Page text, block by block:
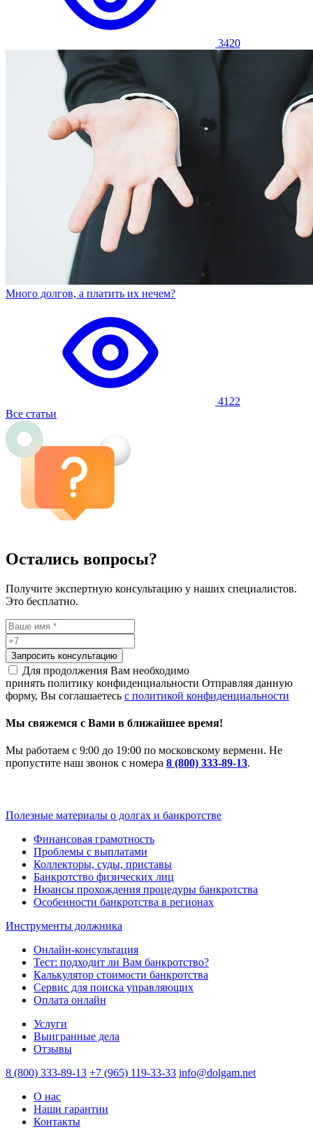
3420
Много долгов, а платить их нечем?
4122
Все статьи
Остались вопросы?
Получите экспертную консультацию у наших специалистов.
Это бесплатно.
Запросить консультацию
Для продолжения Вам необходимо
принять политику конфиденциальности Отправляя данную
форму, Вы соглашаетесь с политикой конфиденциальности
Мы свяжемся с Вами в ближайшее время!
Мы работаем с 9:00 до 19:00 по московскому вермени. Не
пропустите наш звонок с номера 8 (800) 333-89-13.
Полезные материалы о долгах и банкротстве
Финансовая грамотность
Проблемы с выплатами
Коллекторы, суды, приставы
Банкротство физических лиц
Нюансы прохождения процедуры банкротства
Особенности банкротства в регионах
Инструменты должника
Онлайн-консультация
Тест: подходит ли Вам банкротство?
Калькулятор стоимости банкротства
Сервис для поиска управляющих
Оплата онлайн
Услуги
Выигранные дела
Отзывы
8 (800) 333-89-13 +7 (965) 119-33-33 info@dolgam.net
О нас
Наши гарантии
Контакты